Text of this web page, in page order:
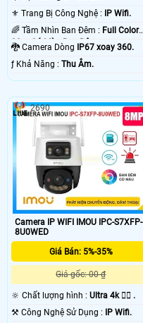
⚜️ Trang Bị Công Nghệ : IP Wifi.
🌈 Tầm Nhìn Ban Đêm : Full Color
20m Có Màu Ban Ðêm.
🐉️ Camera Dòng IP67 xoay 360.
️ƒ Khả Năng : Thu Âm.
Camera IP WIFI IMOU IPC-S7XFP-
8U0WED
Giá Bán: 5%-35%
Giá gốc: 00 ₫
🔆 Chất lượng hình : Ultra 4k 👍🏾 .
⚒ Công Nghệ Sử Dụng :
IP Wifi.
2690